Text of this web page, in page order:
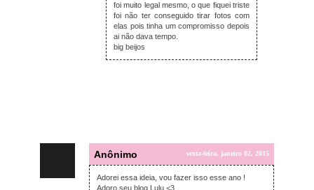
foi muito legal mesmo, o que fiquei triste
foi não ter conseguido tirar fotos com
elas pois tinha um compromisso depois
ai não dava tempo.
big beijos
Anônimo sexta-feira, janeiro 02, 2015
Adorei essa ideia, vou fazer isso esse ano !
Adoro seu blog Lulu <3